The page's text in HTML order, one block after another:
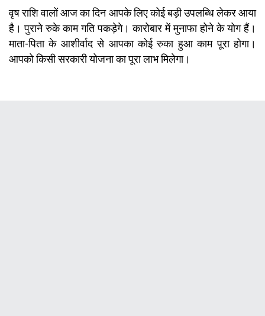
वृष राशि वालों आज का दिन आपके लिए कोई बड़ी उपलब्धि लेकर आया
है। पुराने रुके काम गति पकड़ेगे। कारोबार में मुनाफा होने के योग हैं।
माता-पिता के आशीर्वाद से आपका कोई रुका हुआ काम पूरा होगा।
आपको किसी सरकारी योजना का पूरा लाभ मिलेगा।